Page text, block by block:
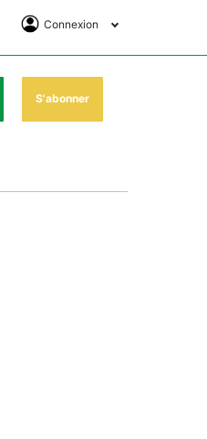
Connexion
Connecter
S'abonner